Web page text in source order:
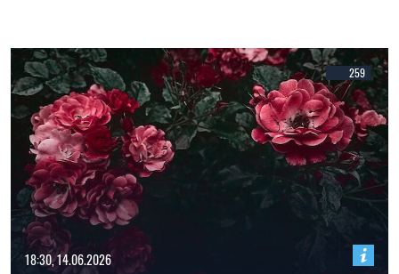
259
18:30, 14.06.2026